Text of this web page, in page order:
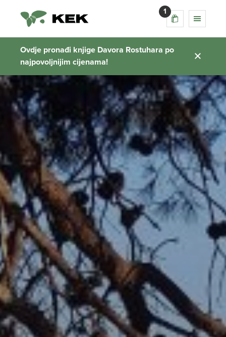
1
Ovdje pronađi knjige Davora Rostuhara po
najpovoljnijim cijenama!